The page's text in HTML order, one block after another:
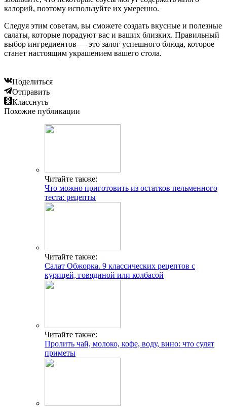
калорий, поэтому используйте их умеренно.
Следуя этим советам, вы сможете создать вкусные и полезные
салаты, которые порадуют вас и ваших близких. Правильный
выбор ингредиентов — это залог успешного блюда, которое
станет настоящим украшением вашего стола.
Поделиться
Отправить
Класснуть
Похожие публикации
Читайте также:
Что можно приготовить из остатков пельменного
теста: рецепты
Читайте также:
Салат Обжорка. 9 классических рецептов с
курицей, говядиной или колбасой
Читайте также:
Пролить чай, молоко, кофе, воду, вино: что сулят
приметы